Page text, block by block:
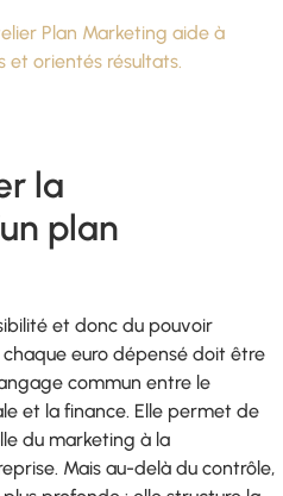
Plan Marketing aide à
et orientés résultats.
la
plan
et donc du pouvoir
chaque euro dépensé doit être
commun entre le
et la finance. Elle permet de
du marketing à la
Mais au-delà du contrôle,